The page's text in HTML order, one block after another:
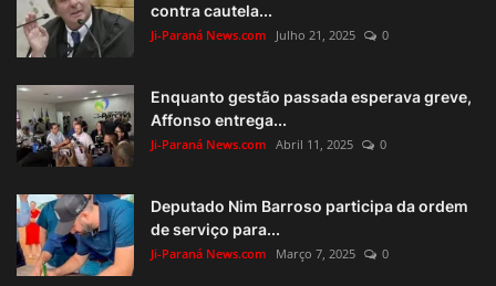
contra cautela...
Ji-Paraná News.com Julho 21, 2025 0
Enquanto gestão passada esperava greve,
Affonso entrega...
Ji-Paraná News.com Abril 11, 2025 0
Deputado Nim Barroso participa da ordem
de serviço para...
Ji-Paraná News.com Março 7, 2025 0